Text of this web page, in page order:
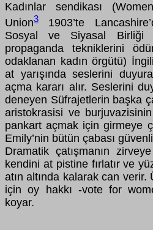
Kadınlar sendikası
Union3 1903’te
Sosyal ve Siyasal Birliği
propaganda tekniklerini
odaklanan kadın örgütü)
at yarışında seslerini
açma kararı alır. Seslerini
deneyen Süfrajetlerin başka
aristokrasisi ve burjuvazisinin
pankart açmak için girmeye
Emily’nin bütün çabası
Dramatik çatışmanın
kendini at pistine fırlatır ve
atın altında kalarak can verir.
için oy hakkı -vote for
koyar.